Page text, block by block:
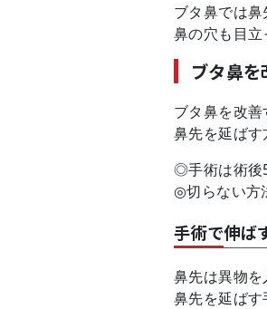
ブタ鼻では鼻
鼻の穴も目立
ブタ鼻
ブタ鼻を改善
鼻先を延ばす
◎手術は術後
◎切らない方
手術で伸ば
鼻先は異物を
鼻先を延ばす